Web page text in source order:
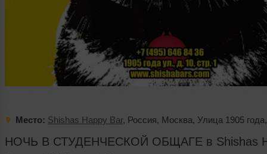
Место: Shishas Happy Bar, Россия, Москва, Улица 1905 года
НОЧЬ В СТУДЕНЧЕСКОЙ ОБЩАГЕ в Shishas